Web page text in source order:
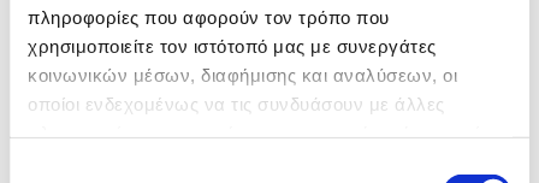
πληροφορίες που αφορούν τον τρόπο που
χρησιμοποιείτε τον ιστότοπό μας με συνεργάτες
κοινωνικών μέσων, διαφήμισης και αναλύσεων, οι
οποίοι ενδεχομένως να τις συνδυάσουν με άλλες